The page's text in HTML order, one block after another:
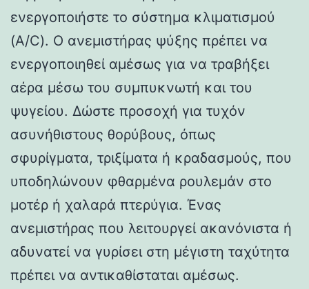
ενεργοποιήστε το σύστημα κλιματισμού
(A/C). Ο ανεμιστήρας ψύξης πρέπει να
ενεργοποιηθεί αμέσως για να τραβήξει
αέρα μέσω του συμπυκνωτή και του
ψυγείου. Δώστε προσοχή για τυχόν
ασυνήθιστους θορύβους, όπως
σφυρίγματα, τριξίματα ή κραδασμούς, που
υποδηλώνουν φθαρμένα ρουλεμάν στο
μοτέρ ή χαλαρά πτερύγια. Ένας
ανεμιστήρας που λειτουργεί ακανόνιστα ή
αδυνατεί να γυρίσει στη μέγιστη ταχύτητα
πρέπει να αντικαθίσταται αμέσως.